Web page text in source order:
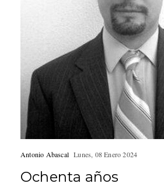
Antonio Abascal Lunes, 08 Enero 2024
Ochenta años